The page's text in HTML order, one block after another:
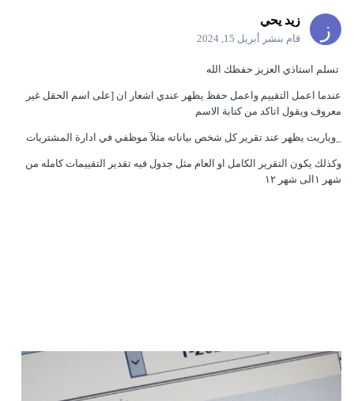
زيد يحي
قام بنشر أبريل 15, 2024
تسلم استاذي العزيز حفظك الله
عندما اعمل التقييم واعمل حفظ يظهر عندي اشعار ان [على اسم الحقل غير
معروف ويقول اتاكد من كتابة الاسم
_وياريت يظهر عند تقرير كل شخص بياناته مثلآ موظفي في ادارة المشتريات
وكذلك يكون التقرير الكامل او العام مثل جدول فيه تقدير التقييمات كامله من
شهر ١الى شهر ١٢